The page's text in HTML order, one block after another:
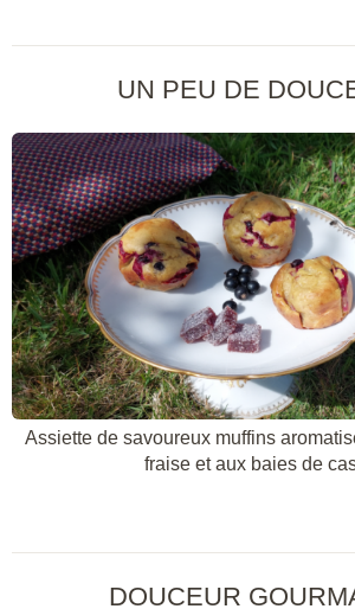
UN PEU DE
Assiette de savoureux muffins
fraise et aux baies de
DOUCEUR